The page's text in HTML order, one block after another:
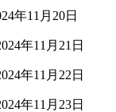
年11月20日
年11月21日
年11月22日
年11月23日